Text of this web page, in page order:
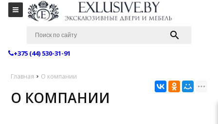
+375 (44) 530-31-91
Главная О компании
О КОМПАНИИ